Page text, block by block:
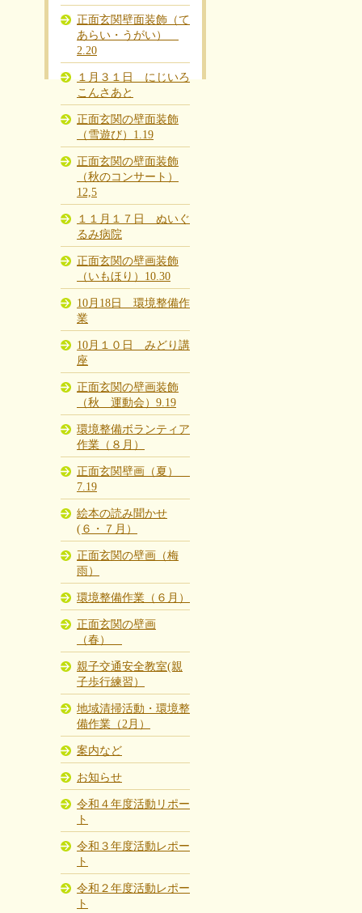
正面玄関壁面装飾（て
あらい・うがい）
2.20
１月３１日 にじいろ
こんさあと
正面玄関の壁面装飾
（雪遊び）1.19
正面玄関の壁面装飾
（秋のコンサート）
12,5
１１月１７日 ぬいぐ
るみ病院
正面玄関の壁画装飾
（いもほり）10.30
10月18日 環境整備作
業
10月１０日 みどり講
座
正面玄関の壁画装飾
（秋 運動会）9.19
環境整備ボランティア
作業（８月）
正面玄関壁画（夏）
7.19
絵本の読み聞かせ
(６・７月）
正面玄関の壁画（梅
雨）
環境整備作業（６月）
正面玄関の壁画
（春）
親子交通安全教室(親
子歩行練習）
地域清掃活動・環境整
備作業（2月）
案内など
お知らせ
令和４年度活動リポー
ト
令和３年度活動レポー
ト
令和２年度活動レポー
ト